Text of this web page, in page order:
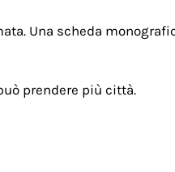
Una scheda
prendere più città.